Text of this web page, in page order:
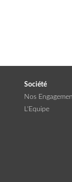
Société
Nos
L'Equipe